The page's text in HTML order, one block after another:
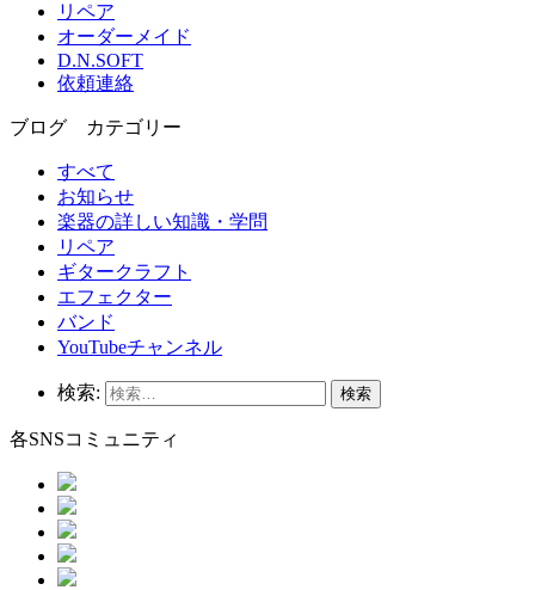
リペア
オーダーメイド
D.N.SOFT
依頼連絡
ブログ カテゴリー
すべて
お知らせ
楽器の詳しい知識・学問
リペア
ギタークラフト
エフェクター
バンド
YouTubeチャンネル
検索:
各SNSコミュニティ